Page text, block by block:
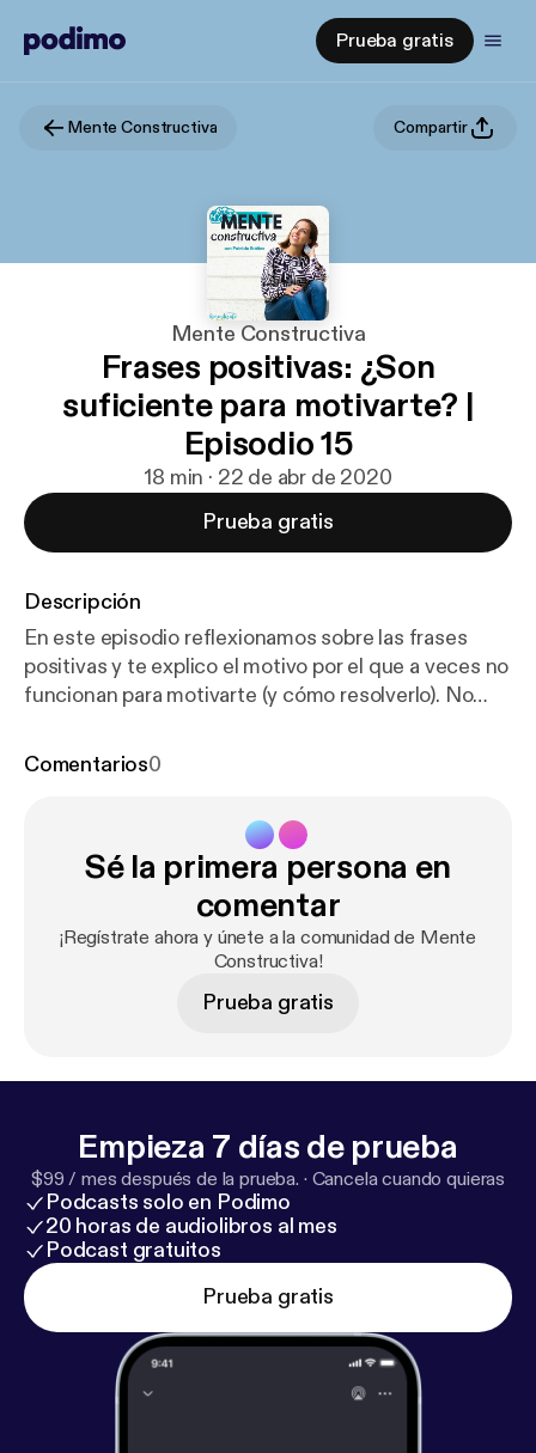
Prueba gratis
Mente Constructiva Compartir
Mente Constructiva
Frases positivas: ¿Son
suficiente para motivarte? |
Episodio 15
18 min · 22 de abr de 2020
Prueba gratis
Descripción
En este episodio reflexionamos sobre las frases
positivas y te explico el motivo por el que a veces no
funcionan para motivarte (y cómo resolverlo). No
aprender más herramientas de la PNL para dirigirte a
Comentarios0
Sé la primera persona en
comentar
¡Regístrate ahora y únete a la comunidad de Mente
Constructiva!
Prueba gratis
Empieza 7 días de prueba
$99 / mes después de la prueba. · Cancela cuando quieras
Podcasts solo en Podimo
20 horas de audiolibros al mes
Podcast gratuitos
Prueba gratis